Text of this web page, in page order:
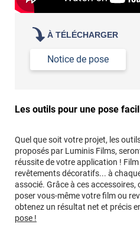
À TÉLÉCHARGER
Notice de pose
Les outils pour une pose
Quel que soit votre projet, les
proposés par Luminis Films,
réussite de votre application !
revêtements décoratifs... à
associé. Grâce à ces
poser vous-même votre film ou
obtenez un résultat net et précis
pose !